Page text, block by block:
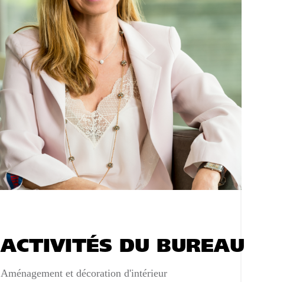
ACTIVITÉS DU BUREAU
Aménagement et décoration d'intérieur